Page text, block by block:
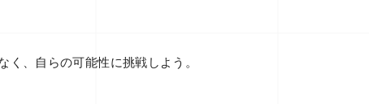
く、自らの可能性に挑戦しよう。